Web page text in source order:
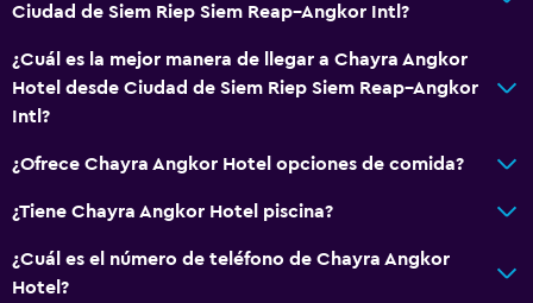
Ciudad de Siem Riep Siem Reap–Angkor Intl?
¿Cuál es la mejor manera de llegar a Chayra Angkor
Hotel desde Ciudad de Siem Riep Siem Reap–Angkor
Intl?
¿Ofrece Chayra Angkor Hotel opciones de comida?
¿Tiene Chayra Angkor Hotel piscina?
¿Cuál es el número de teléfono de Chayra Angkor
Hotel?